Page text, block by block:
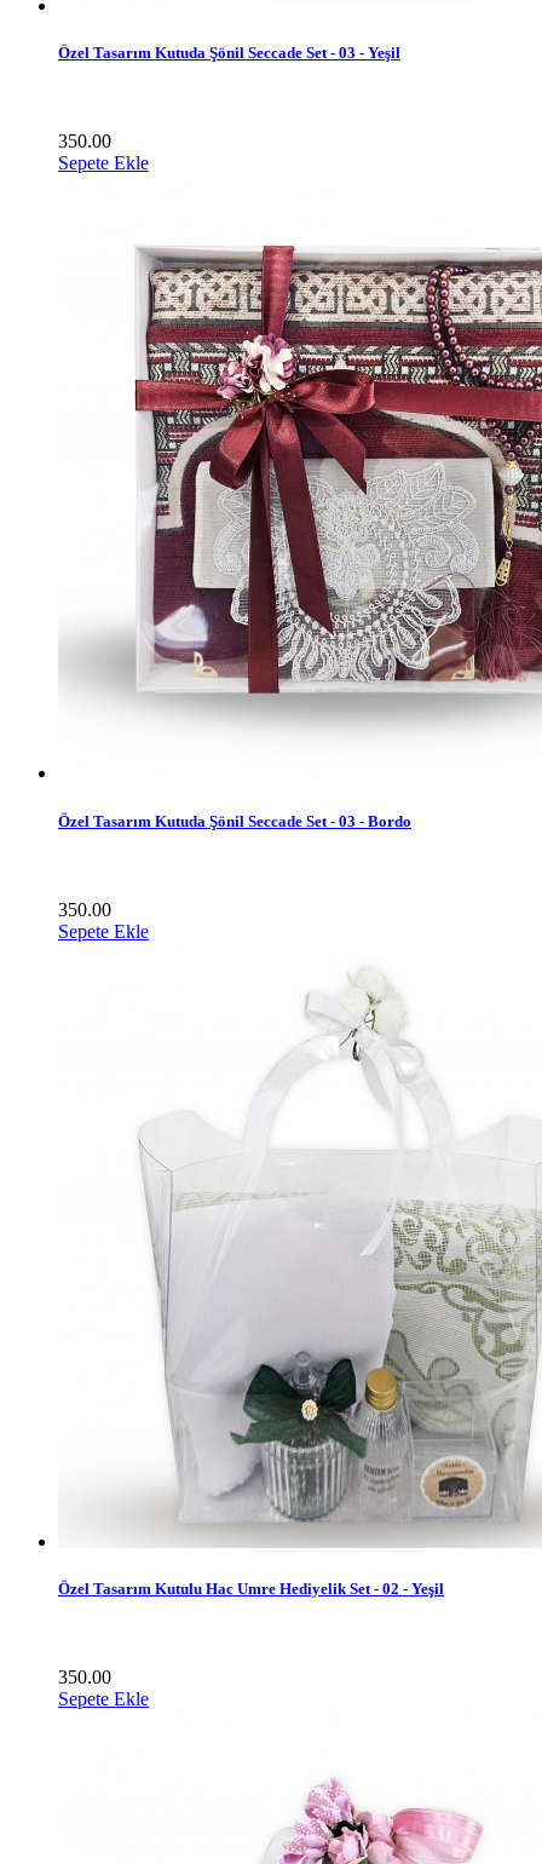
Özel Tasarım Kutuda Şönil Seccade Set - 03 - Yeşil
350.00
Sepete Ekle
Özel Tasarım Kutuda Şönil Seccade Set - 03 - Bordo
350.00
Sepete Ekle
Özel Tasarım Kutulu Hac Umre Hediyelik Set - 02 - Yeşil
350.00
Sepete Ekle